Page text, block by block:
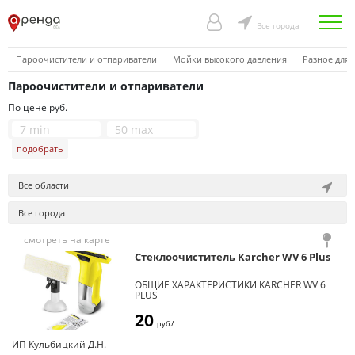
Все города
Пароочистители и отпариватели Мойки высокого давления Разное для
Пароочистители и отпариватели
По цене руб.
подобрать
Все области
Все города
смотреть на карте
Стеклоочиститель Karcher WV 6 Plus
ОБЩИЕ ХАРАКТЕРИСТИКИ KARCHER WV 6
PLUS
ручной
Тип питания
20 руб./
ИП Кульбицкий Д.Н.